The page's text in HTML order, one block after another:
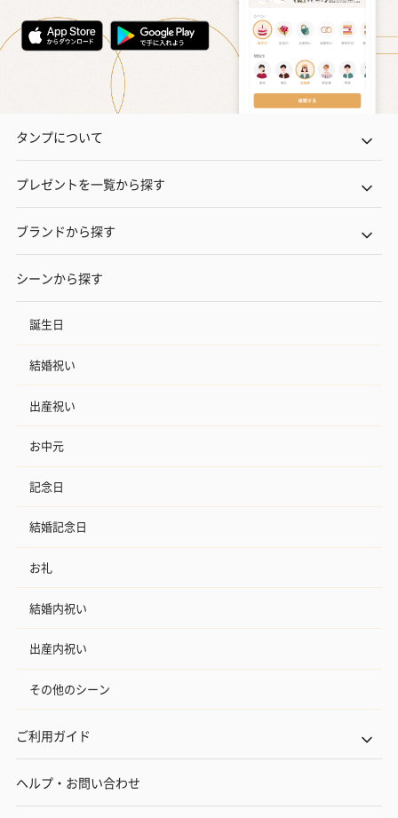
タンプについて
プレゼントを一覧から探す
ブランドから探す
シーンから探す
誕生日
結婚祝い
出産祝い
お中元
記念日
結婚記念日
お礼
結婚内祝い
出産内祝い
その他のシーン
ご利用ガイド
ヘルプ・お問い合わせ